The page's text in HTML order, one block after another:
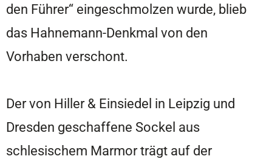
den Führer“ eingeschmolzen wurde, blieb
das Hahnemann-Denkmal von den
Vorhaben verschont.
Der von Hiller & Einsiedel in Leipzig und
Dresden geschaffene Sockel aus
schlesischem Marmor trägt auf der